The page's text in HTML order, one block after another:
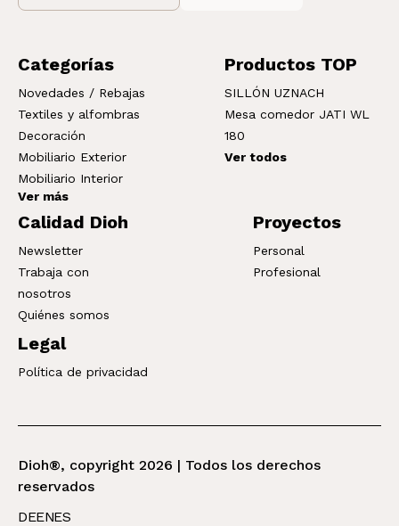
Categorías
Novedades / Rebajas
Textiles y alfombras
Decoración
Mobiliario Exterior
Mobiliario Interior
Ver más
Productos TOP
SILLÓN UZNACH
Mesa comedor JATI WL
180
Ver todos
Calidad Dioh
Newsletter
Trabaja con
nosotros
Quiénes somos
Proyectos
Personal
Profesional
Legal
Política de privacidad
Dioh®, copyright 2026 | Todos los derechos
reservados
DEENES